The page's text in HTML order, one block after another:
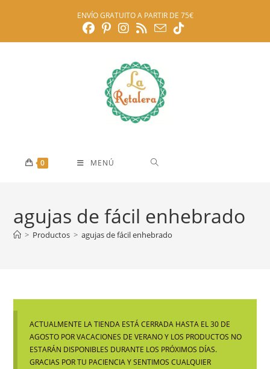
ENVÍO GRATUITO A PARTIR DE 75€
0 MENÚ
agujas de fácil enhebrado
> Productos > agujas de fácil enhebrado
ACTUALMENTE LA TIENDA ESTÁ CERRADA HASTA EL 30 DE
AGOSTO POR VACACIONES DE VERANO Y LOS PRODUCTOS NO
ESTARÁN DISPONIBLES DURANTE LOS PRÓXIMOS DÍAS.
GRACIAS POR TU PACIENCIA Y SENTIMOS CUALQUIER